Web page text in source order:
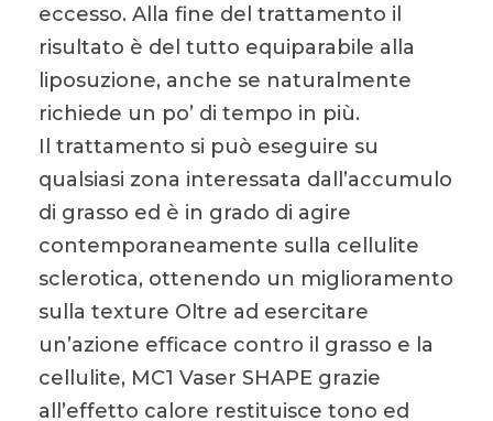
eccesso. Alla fine del trattamento il
risultato è del tutto equiparabile alla
liposuzione, anche se naturalmente
richiede un po’ di tempo in più.
Il trattamento si può eseguire su
qualsiasi zona interessata dall’accumulo
di grasso ed è in grado di agire
contemporaneamente sulla cellulite
sclerotica, ottenendo un miglioramento
sulla texture Oltre ad esercitare
un’azione efficace contro il grasso e la
cellulite, MC1 Vaser SHAPE grazie
all’effetto calore restituisce tono ed